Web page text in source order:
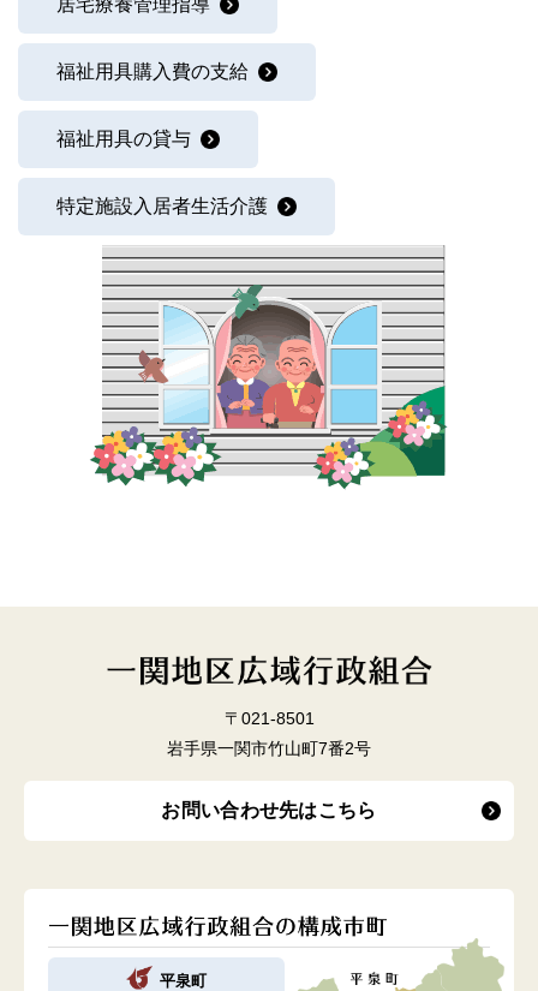
居宅療養管理指導
福祉用具購入費の支給
福祉用具の貸与
特定施設入居者生活介護
〒021-8501
岩手県一関市竹山町7番2号
お問い合わせ先はこちら
平泉町